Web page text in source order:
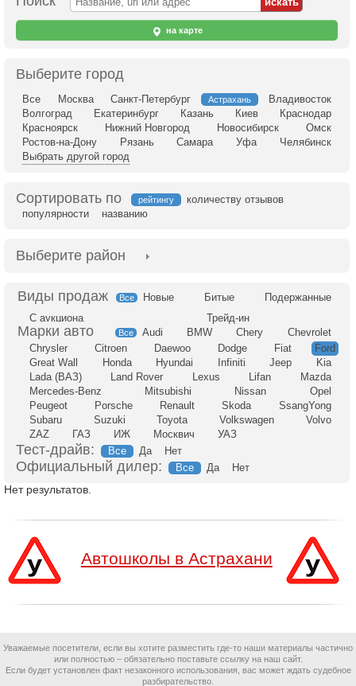
на карте
Выберите город
Все Москва Санкт-Петербург Астрахань
Владивосток
Волгоград
Екатеринбург Казань Киев
Краснодар
Красноярск
Нижний Новгород Новосибирск
Омск
Ростов-на-Дону
Рязань Самара Уфа
Челябинск
Выбрать другой город
Сортировать по рейтингу
количеству отзывов
популярности
названию
Выберите район
Все Новые Битые
Подержанные
С аукциона
Трейд-ин
Все Audi BMW Chery
Chevrolet
Chrysler
Citroen Daewoo Dodge Fiat
Ford
Great Wall
Honda Hyundai Infiniti Jeep
Kia
Lada (ВАЗ)
Land Rover Lexus Lifan
Mazda
Mercedes-Benz
Mitsubishi Nissan
Opel
Peugeot
Porsche Renault Skoda
SsangYong
Subaru
Suzuki Toyota Volkswagen
Volvo
ZAZ
ГАЗ ИЖ Москвич УАЗ
Тест-драйв: Все Да Нет
Официальный дилер: Все Да Нет
Нет результатов.
Автошколы в Астрахани
Уважаемые посетители, если вы хотите разместить где-то наши материалы частично
или полностью – обязательно поставьте ссылку на наш сайт.
Если будет установлен факт незаконного использования, вас может ждать судебное
разбирательство.